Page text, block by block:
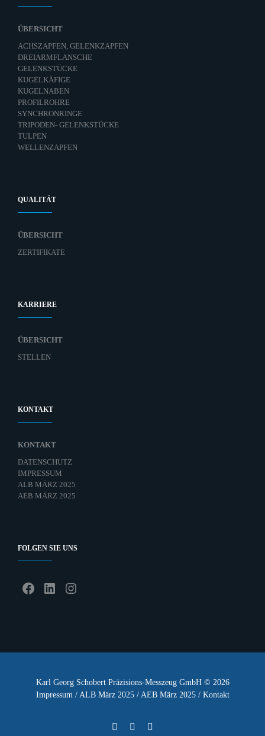
ÜBERSICHT
ACHSZAPFEN, GELENKZAPFEN
DREIARMFLANSCHE
GELENKSTÜCKE
KUGELKÄFIGE
KUGELNABEN
PROFILROHRE
SYNCHRONRINGE
TRIPODEN- GELENKSTÜCKE
TULPEN
WELLENZAPFEN
QUALITÄT
ÜBERSICHT
ZERTIFIKATE
KARRIERE
ÜBERSICHT
STELLEN
KONTAKT
KONTAKT
DATENSCHUTZ
IMPRESSUM
ALB MÄRZ 2025
AEB MÄRZ 2025
FOLGEN SIE UNS
FacebookLinkedIn
Karl Georg Schobert Präzisions-Messzeug GmbH © 2026
Impressum/ ALB März 2025/ AEB März 2025/ Kontakt
FacebookInstagram